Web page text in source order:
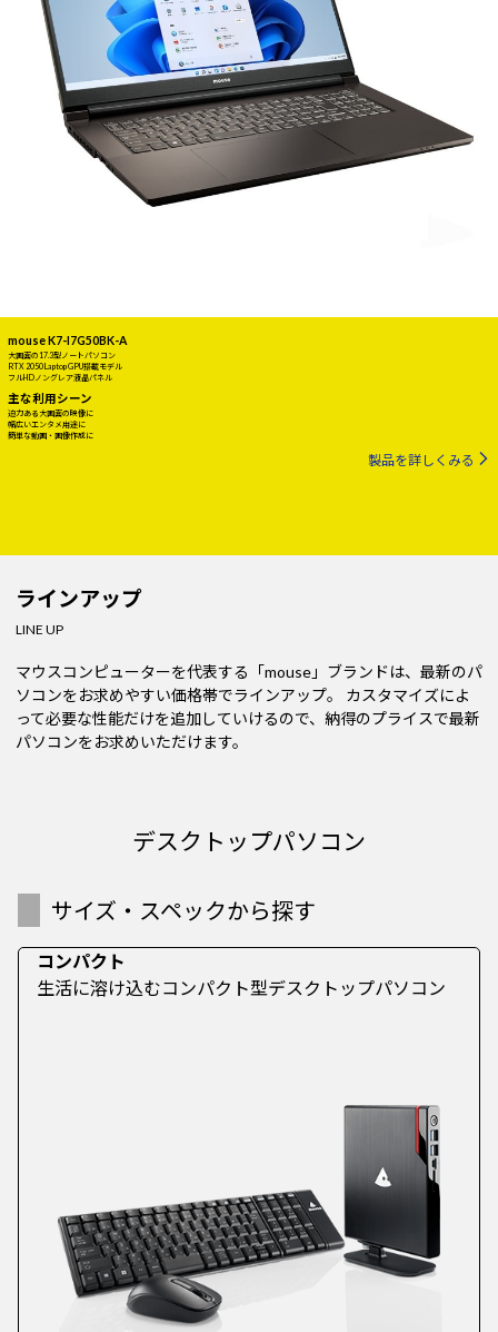
mouse K7-I7G50BK-A
大画面の17.3型ノートパソコン
RTX 2050 Laptop GPU搭載モデル
フルHDノングレア液晶パネル
主な利用シーン
迫力ある大画面の映像に
幅広いエンタメ用途に
簡単な動画・画像作成に
製品を詳しくみる
ラインアップ
LINE UP
マウスコンピューターを代表する「mouse」ブランドは、最新のパ
ソコンをお求めやすい価格帯でラインアップ。 カスタマイズによ
って必要な性能だけを追加していけるので、納得のプライスで最新
パソコンをお求めいただけます。
デスクトップパソコン
サイズ・スペックから探す
コンパクト
生活に溶け込むコンパクト型デスクトップパソコン